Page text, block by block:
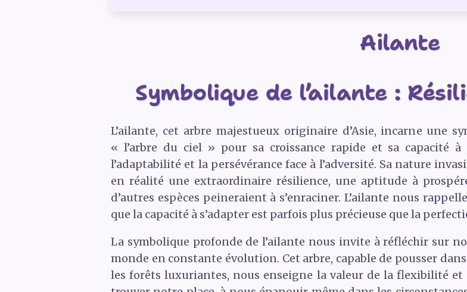
Ailante
Symbolique de l’ailante :
L’ailante, cet arbre majestueux originaire d’Asie, incarne une
« l’arbre du ciel » pour sa croissance rapide et sa capacité à
l’adaptabilité et la persévérance face à l’adversité. Sa nature
en réalité une extraordinaire résilience, une aptitude à
d’autres espèces peineraient à s’enraciner. L’ailante nous
que la capacité à s’adapter est parfois plus précieuse que la
La symbolique profonde de l’ailante nous invite à réfléchir sur
monde en constante évolution. Cet arbre, capable de pousser
les forêts luxuriantes, nous enseigne la valeur de la flexibilité